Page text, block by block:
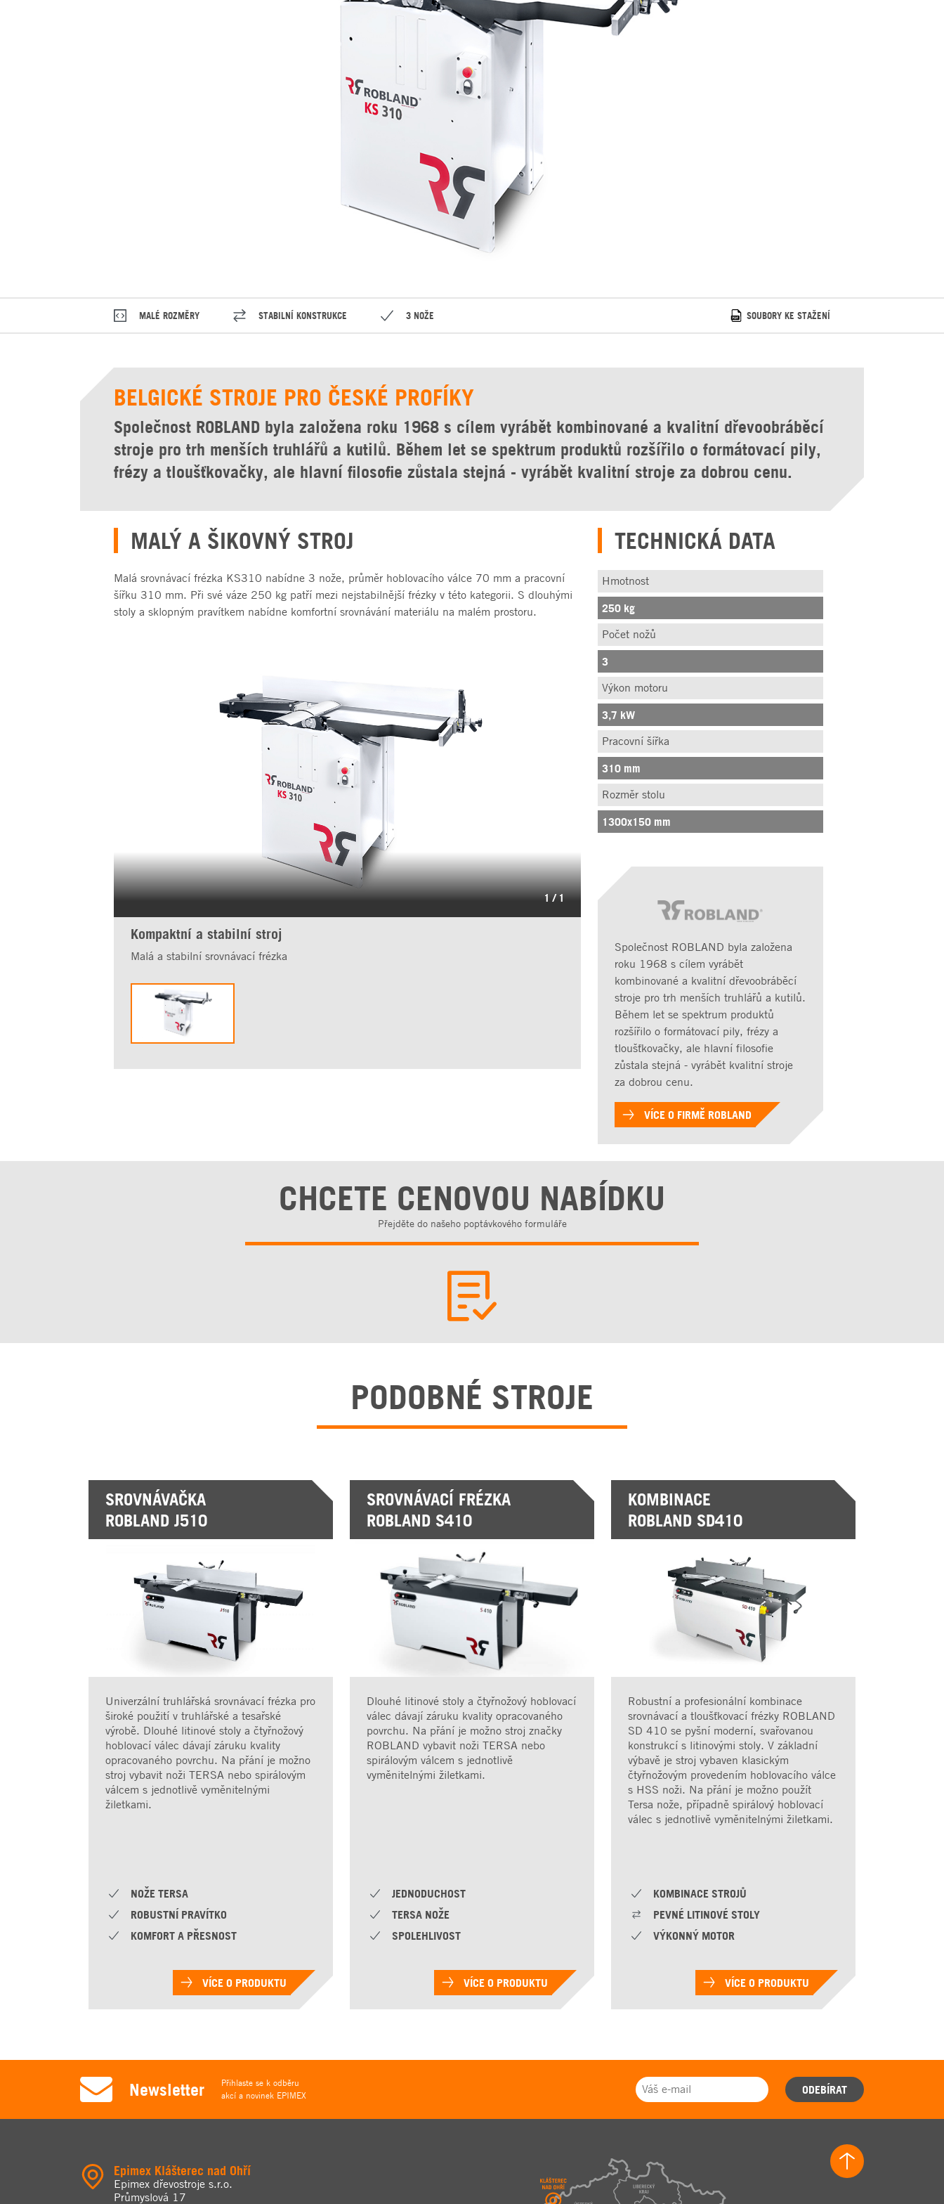
MALÉ ROZMĚRY STABILNÍ KONSTRUKCE 3 NOŽE SOUBORY KE STAŽENÍ
BELGICKÉ STROJE PRO ČESKÉ PROFÍKY
Společnost ROBLAND byla založena roku 1968 s cílem vyrábět kombinované a kvalitní dřevoobráběcí
stroje pro trh menších truhlářů a kutilů. Během let se spektrum produktů rozšířilo o formátovací pily,
frézy a tloušťkovačky, ale hlavní filosofie zůstala stejná - vyrábět kvalitní stroje za dobrou cenu.
MALÝ A ŠIKOVNÝ STROJ
Malá srovnávací frézka KS310 nabídne 3 nože, průměr hoblovacího válce 70 mm a pracovní
šířku 310 mm. Při své váze 250 kg patří mezi nejstabilnější frézky v této kategorii. S dlouhými
stoly a sklopným pravítkem nabídne komfortní srovnávání materiálu na malém prostoru.
1 /1
Kompaktní a stabilní stroj
Malá a stabilní srovnávací frézka
TECHNICKÁ DATA
Hmotnost
250 kg
Počet nožů
3
Výkon motoru
3,7 kW
Pracovní šířka
310 mm
Rozměr stolu
1300x150 mm
Společnost ROBLAND byla založena
roku 1968 s cílem vyrábět
kombinované a kvalitní dřevoobráběcí
stroje pro trh menších truhlářů a kutilů.
Během let se spektrum produktů
rozšířilo o formátovací pily, frézy a
tloušťkovačky, ale hlavní filosofie
zůstala stejná - vyrábět kvalitní stroje
za dobrou cenu.
VÍCE O FIRMĚ ROBLAND
CHCETE CENOVOU NABÍDKU
Přejděte do našeho poptávkového formuláře
PODOBNÉ STROJE
SROVNÁVAČKA
ROBLAND J510
Univerzální truhlářská srovnávací frézka pro
široké použití v truhlářské a tesařské
výrobě. Dlouhé litinové stoly a čtyřnožový
hoblovací válec dávají záruku kvality
opracovaného povrchu. Na přání je možno
stroj vybavit noži TERSA nebo spirálovým
válcem s jednotlivě vyměnitelnými
žiletkami.
NOŽE TERSA
ROBUSTNÍ PRAVÍTKO
KOMFORT A PŘESNOST
VÍCE O PRODUKTU
SROVNÁVACÍ FRÉZKA
ROBLAND S410
Dlouhé litinové stoly a čtyřnožový hoblovací
válec dávají záruku kvality opracovaného
povrchu. Na přání je možno stroj značky
ROBLAND vybavit noži TERSA nebo
spirálovým válcem s jednotlivě
vyměnitelnými žiletkami.
JEDNODUCHOST
TERSA NOŽE
SPOLEHLIVOST
VÍCE O PRODUKTU
KOMBINACE
ROBLAND SD410
Robustní a profesionální kombinace
srovnávací a tloušťkovací frézky ROBLAND
SD 410 se pyšní moderní, svařovanou
konstrukcí s litinovými stoly. V základní
výbavě je stroj vybaven klasickým
čtyřnožovým provedením hoblovacího válce
s HSS noži. Na přání je možno použít
Tersa nože, případně spirálový hoblovací
válec s jednotlivě vyměnitelnými žiletkami.
KOMBINACE STROJŮ
PEVNÉ LITINOVÉ STOLY
VÝKONNÝ MOTOR
VÍCE O PRODUKTU
Newsletter
Přihlaste se k odběru
akcí a novinek EPIMEX
ODEBÍRAT
Epimex Klášterec nad Ohří
Epimex dřevostroje s.r.o.
Průmyslová 17